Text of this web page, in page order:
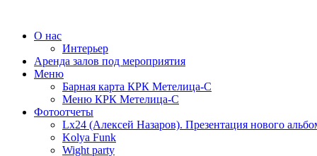
О нас
Интерьер
Аренда залов под мероприятия
Меню
Барная карта КРК Метелица-С
Меню КРК Метелица-С
Фотоотчеты
Lx24 (Алексей Назаров). Презентация нового
Kolya Funk
Wight party